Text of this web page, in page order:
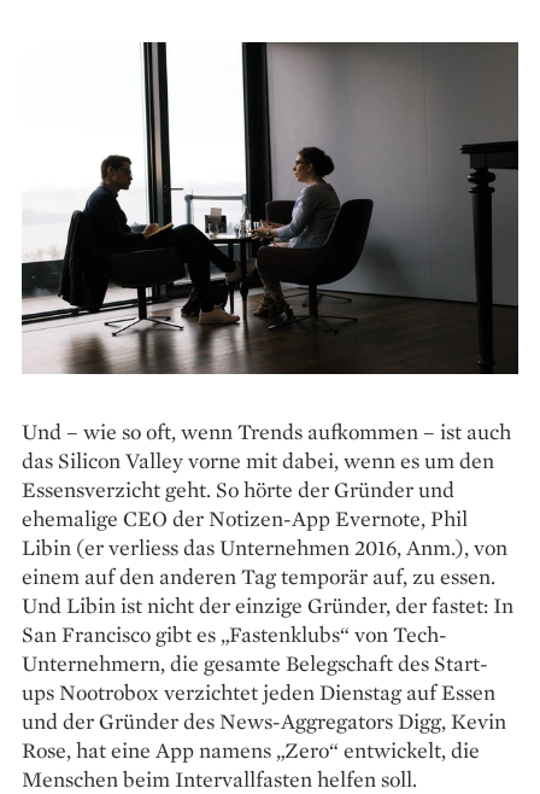
Und – wie so oft, wenn Trends aufkommen – ist auch
das Silicon ­Valley vorne mit dabei, wenn es um den
Essensverzicht geht. So hörte der Gründer und
ehemalige CEO der ­Notizen-App Evernote, Phil
Libin (er verliess das ­Unternehmen 2016, Anm.), von
­einem auf den anderen Tag temporär auf, zu essen.
Und ­Libin ist nicht der einzige Gründer, der fastet: In
San Francisco gibt es „Fasten­klubs“ von Tech-
Unternehmern, die gesamte Belegschaft des Start-
ups Nootrobox verzichtet jeden Dienstag auf Essen
und der Gründer des News-Aggregators Digg, Kevin
Rose, hat eine App namens „Zero“ entwickelt, die
Menschen beim Intervallfasten helfen soll.